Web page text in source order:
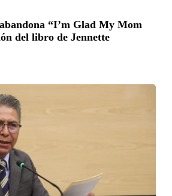
“I’m Glad My Mom
del libro de Jennette